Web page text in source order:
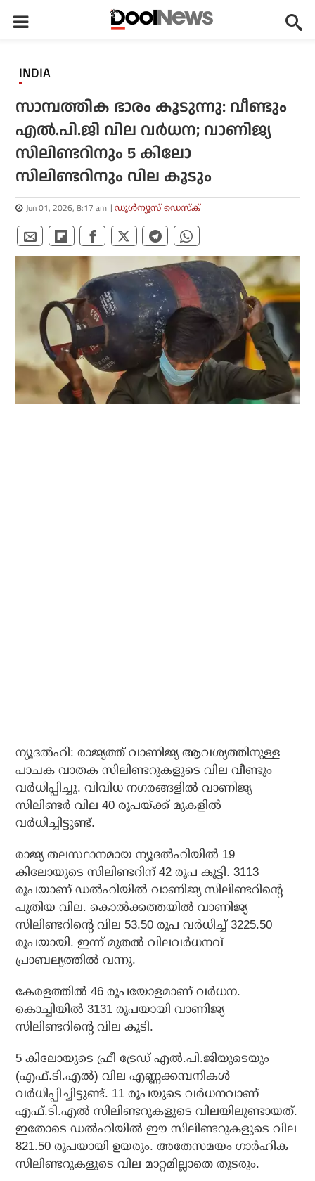
INDIA
സാമ്പത്തിക ഭാരം കൂടുന്നു: വീണ്ടും
എല്‍.പി.ജി വില വര്‍ധന; വാണിജ്യ
സിലിണ്ടറിനും 5 കിലോ
സിലിണ്ടറിനും വില കൂടും
Jun 01, 2026, 8:17 am ഡൂള്‍ന്യൂസ് ഡെസ്‌ക്
ന്യൂദല്‍ഹി: രാജ്യത്ത് വാണിജ്യ ആവശ്യത്തിനുള്ള
പാചക വാതക സിലിണ്ടറുകളുടെ വില വീണ്ടും
വര്‍ധിപ്പിച്ചു. വിവിധ നഗരങ്ങളില്‍ വാണിജ്യ
സിലിണ്ടര്‍ വില 40 രൂപയ്ക്ക് മുകളില്‍
വര്‍ധിച്ചിട്ടുണ്ട്.
രാജ്യ തലസ്ഥാനമായ ന്യൂദല്‍ഹിയില്‍ 19
കിലോയുടെ സിലിണ്ടറിന് 42 രൂപ കൂട്ടി. 3113
രൂപയാണ് ഡല്‍ഹിയില്‍ വാണിജ്യ സിലിണ്ടറിന്റെ
പുതിയ വില. കൊല്‍ക്കത്തയില്‍ വാണിജ്യ
സിലിണ്ടറിന്റെ വില 53.50 രൂപ വര്‍ധിച്ച് 3225.50
രൂപയായി. ഇന്ന് മുതല്‍ വിലവര്‍ധനവ്
പ്രാബല്യത്തില്‍ വന്നു.
കേരളത്തില്‍ 46 രൂപയോളമാണ് വര്‍ധന.
കൊച്ചിയില്‍ 3131 രൂപയായി വാണിജ്യ
സിലിണ്ടറിന്റെ വില കൂടി.
5 കിലോയുടെ ഫ്രീ ട്രേഡ് എല്‍.പി.ജിയുടെയും
(എഫ്.ടി.എല്‍) വില എണ്ണക്കമ്പനികള്‍
വര്‍ധിപ്പിച്ചിട്ടുണ്ട്. 11 രൂപയുടെ വര്‍ധനവാണ്
എഫ്.ടി.എല്‍ സിലിണ്ടറുകളുടെ വിലയിലുണ്ടായത്.
ഇതോടെ ഡല്‍ഹിയില്‍ ഈ സിലിണ്ടറുകളുടെ വില
821.50 രൂപയായി ഉയരും. അതേസമയം ഗാര്‍ഹിക
സിലിണ്ടറുകളുടെ വില മാറ്റമില്ലാതെ തുടരും.